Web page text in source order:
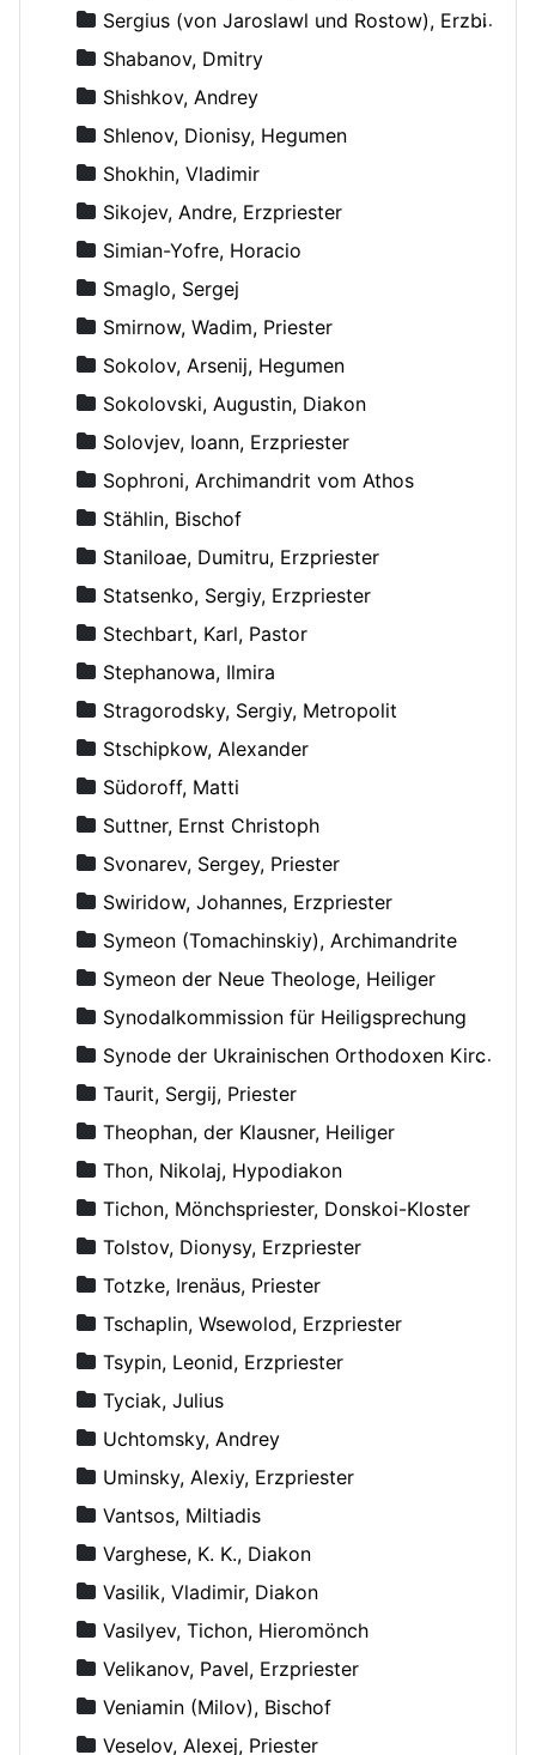
Sergius (von Jaroslawl und Rostow), Erzbischof
Shabanov, Dmitry
Shishkov, Andrey
Shlenov, Dionisy, Hegumen
Shokhin, Vladimir
Sikojev, Andre, Erzpriester
Simian-Yofre, Horacio
Smaglo, Sergej
Smirnow, Wadim, Priester
Sokolov, Arsenij, Hegumen
Sokolovski, Augustin, Diakon
Solovjev, Ioann, Erzpriester
Sophroni, Archimandrit vom Athos
Stählin, Bischof
Staniloae, Dumitru, Erzpriester
Statsenko, Sergiy, Erzpriester
Stechbart, Karl, Pastor
Stephanowa, Ilmira
Stragorodsky, Sergiy, Metropolit
Stschipkow, Alexander
Südoroff, Matti
Suttner, Ernst Christoph
Svonarev, Sergey, Priester
Swiridow, Johannes, Erzpriester
Symeon (Tomachinskiy), Archimandrite
Symeon der Neue Theologe, Heiliger
Synodalkommission für Heiligsprechung
Synode der Ukrainischen Orthodoxen Kirche
Taurit, Sergij, Priester
Theophan, der Klausner, Heiliger
Thon, Nikolaj, Hypodiakon
Tichon, Mönchspriester, Donskoi-Kloster
Tolstov, Dionysy, Erzpriester
Totzke, Irenäus, Priester
Tschaplin, Wsewolod, Erzpriester
Tsypin, Leonid, Erzpriester
Tyciak, Julius
Uchtomsky, Andrey
Uminsky, Alexiy, Erzpriester
Vantsos, Miltiadis
Varghese, K. K., Diakon
Vasilik, Vladimir, Diakon
Vasilyev, Tichon, Hieromönch
Velikanov, Pavel, Erzpriester
Veniamin (Milov), Bischof
Veselov, Alexej, Priester